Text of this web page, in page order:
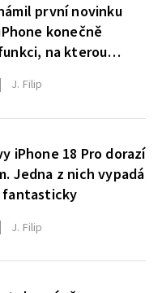
první novinku
konečně
na kterou
čekají roky
J. Filip
iPhone 18 Pro dorazí
Jedna z nich vypadá
J. Filip